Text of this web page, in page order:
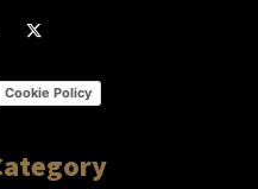
Cookie Policy